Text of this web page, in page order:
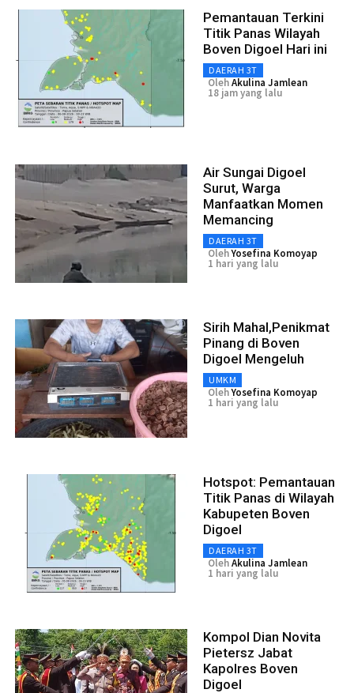
Pemantauan Terkini
Titik Panas Wilayah
Boven Digoel Hari ini
DAERAH 3T
OlehAkulina Jamlean
18 jam yang lalu
Air Sungai Digoel
Surut, Warga
Manfaatkan Momen
Memancing
DAERAH 3T
OlehYosefina Komoyap
1 hari yang lalu
Sirih Mahal,Penikmat
Pinang di Boven
Digoel Mengeluh
UMKM
OlehYosefina Komoyap
1 hari yang lalu
Hotspot: Pemantauan
Titik Panas di Wilayah
Kabupeten Boven
Digoel
DAERAH 3T
OlehAkulina Jamlean
1 hari yang lalu
Kompol Dian Novita
Pietersz Jabat
Kapolres Boven
Digoel